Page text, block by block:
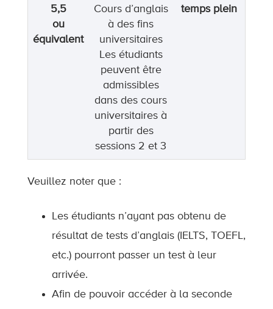
5,5
ou
équivalent
Cours d’anglais
à des fins
universitaires
Les étudiants
peuvent être
admissibles
dans des cours
universitaires à
partir des
sessions 2 et 3
temps plein
Veuillez noter que :
Les étudiants n’ayant pas obtenu de
résultat de tests d’anglais (IELTS, TOEFL,
etc.) pourront passer un test à leur
arrivée.
Afin de pouvoir accéder à la seconde